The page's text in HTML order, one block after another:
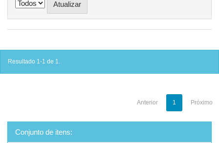
Resultado 1-1 de 1.
Anterior 1 Próximo
Conjunto de itens: